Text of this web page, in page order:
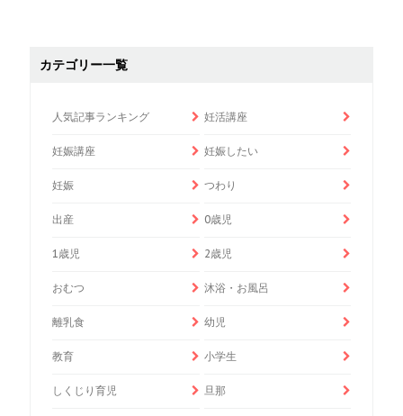
カテゴリー一覧
人気記事ランキング 妊活講座
妊娠講座 妊娠したい
妊娠 つわり
出産 0歳児
1歳児 2歳児
おむつ 沐浴・お風呂
離乳食 幼児
教育 小学生
しくじり育児 旦那